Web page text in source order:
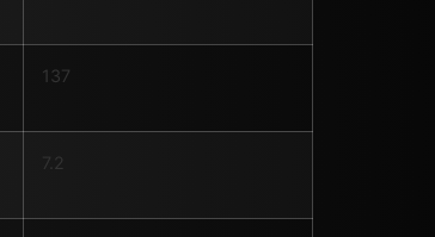
137
7.2